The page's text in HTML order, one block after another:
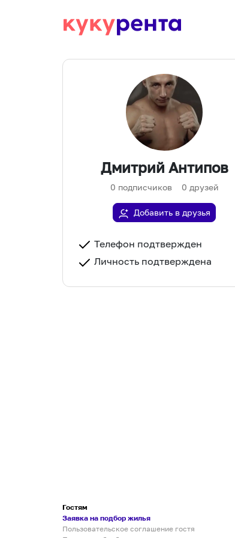
Дмитрий Антипов
0 подписчиков 0 друзей
Добавить в друзья
Телефон подтвержден
Личность подтверждена
Гостям
Заявка на подбор жилья
Пользовательское соглашение гостя